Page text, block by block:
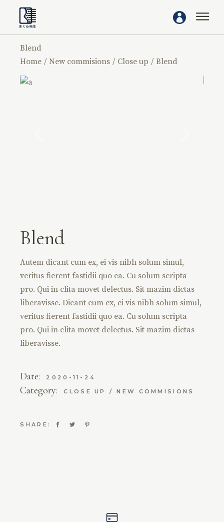
Blend
Home
New commisions Close up Blend
Blend
Autem dicant cum ex, ei vis nibh solum simul,
veritus fierent fastidii quo ea. Cu solum scripta
pro. Qui in clita movet delectus. Sit mazim dictas
liberavisse. Dicant cum ex, ei vis nibh solum simul,
veritus fierent fastidii quo ea. Cu solum scripta
pro. Qui in clita movet delectus. Sit mazim dictas
liberavisse.
Date: 2020-11-24
Category: CLOSE UP NEW COMMISIONS
SHARE: